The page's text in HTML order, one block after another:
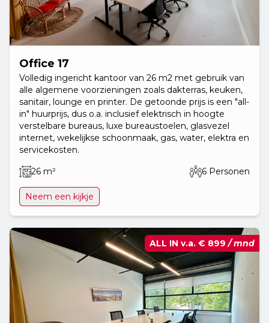
Office 17
Volledig ingericht kantoor van 26 m2 met gebruik van
alle algemene voorzieningen zoals dakterras, keuken,
sanitair, lounge en printer. De getoonde prijs is een "all-
in" huurprijs, dus o.a. inclusief elektrisch in hoogte
verstelbare bureaus, luxe bureaustoelen, glasvezel
internet, wekelijkse schoonmaak, gas, water, elektra en
servicekosten.
26 m²
6 Personen
Neem een kijkje
ALL IN v.a. € 899/ mnd